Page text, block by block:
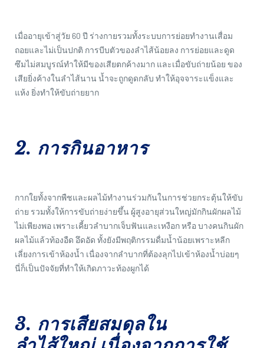
เมื่ออายุเข้าสู่วัย 60 ปี ร่างกายรวมทั้งระบบการย่อยทำงานเสื่อม
ถอยและไม่เป็นปกติ การบีบตัวของลำไส้น้อยลง การย่อยและดูด
ซึมไม่สมบูรณ์ทำให้มีของเสียตกค้างมาก และเมื่อขับถ่ายน้อย ของ
เสียยิ่งค้างในลำไส้นาน น้ำจะถูกดูดกลับ ทำให้อุจจาระแข็งและ
แห้ง ยิ่งทำให้ขับถ่ายยาก
2. การกินอาหาร
กากใยทั้งจากพืชและผลไม้ทำงานร่วมกันในการช่วยกระตุ้นให้ขับ
ถ่าย รวมทั้งให้การขับถ่ายง่ายขึ้น ผู้สูงอายุส่วนใหญ่มักกินผักผลไม้
ไม่เพียงพอ เพราะเคี้ยวลำบากเจ็บฟันและเหงือก หรือ บางคนกินผัก
ผลไม้แล้วท้องอืด อึดอัด ทั้งยังมีพฤติกรรมดื่มน้ำน้อยเพราะหลีก
เลี่ยงการเข้าห้องน้ำ เนื่องจากลำบากที่ต้องลุกไปเข้าห้องน้ำบ่อยๆ
นี่ก็เป็นปัจจัยที่ทำให้เกิดภาวะท้องผูกได้
3. การเสียสมดุลใน